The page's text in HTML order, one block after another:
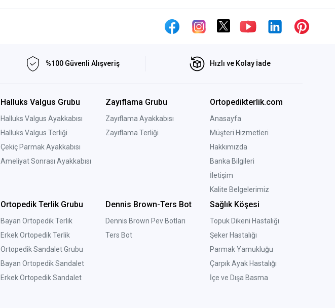
%100 Güvenli Alışveriş Hızlı ve Kolay İade
Halluks Valgus Grubu
Halluks Valgus Ayakkabısı
Halluks Valgus Terliği
Çekiç Parmak Ayakkabısı
Ameliyat Sonrası Ayakkabısı
Zayıflama Grubu
Zayıflama Ayakkabısı
Zayıflama Terliği
Ortopedikterlik.com
Anasayfa
Müşteri Hizmetleri
Hakkımızda
Banka Bilgileri
İletişim
Kalite Belgelerimiz
Ortopedik Terlik Grubu
Bayan Ortopedik Terlik
Erkek Ortopedik Terlik
Ortopedik Sandalet Grubu
Bayan Ortopedik Sandalet
Erkek Ortopedik Sandalet
Dennis Brown-Ters Bot
Dennis Brown Pev Botları
Ters Bot
Sağlık Köşesi
Topuk Dikeni Hastalığı
Şeker Hastalığı
Parmak Yamukluğu
Çarpık Ayak Hastalığı
İçe ve Dışa Basma